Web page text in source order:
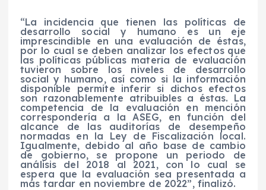
“La incidencia que tienen las políticas de
desarrollo social y humano es un eje
imprescindible en una evaluación de éstas,
por lo cual se deben analizar los efectos que
las políticas públicas materia de evaluación
tuvieron sobre los niveles de desarrollo
social y humano, así como si la información
disponible permite inferir si dichos efectos
son razonablemente atribuibles a éstas. La
competencia de la evaluación en mención
correspondería a la ASEG, en función del
alcance de las auditorías de desempeño
normadas en la Ley de Fiscalización local.
Igualmente, debido al año base de cambio
de gobierno, se propone un periodo de
análisis del 2018 al 2021, con lo cual se
espera que la evaluación sea presentada a
más tardar en noviembre de 2022”, finalizó.